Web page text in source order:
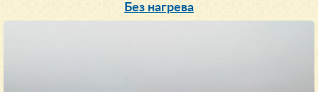
Без нагрева